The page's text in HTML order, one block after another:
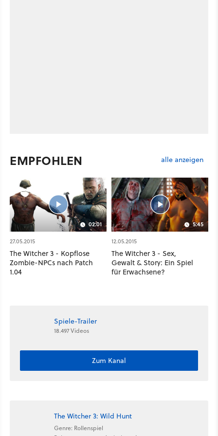
EMPFOHLEN alle anzeigen
02:01
27.05.2015
The Witcher 3 - Kopflose
Zombie-NPCs nach Patch
1.04
5:45
12.05.2015
The Witcher 3 - Sex,
Gewalt & Story: Ein Spiel
für Erwachsene?
Spiele-Trailer
18.497 Videos
Zum Kanal
The Witcher 3: Wild Hunt
Genre: Rollenspiel